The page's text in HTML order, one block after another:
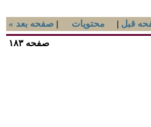
« صفحه بعد | محتويات |